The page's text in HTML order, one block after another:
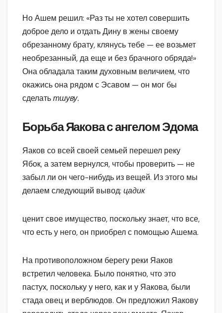
Но Ашем решил: «Раз ты не хотел совершить
доброе дело и отдать Дину в жены своему
обрезанному брату, клянусь тебе — ее возьмет
необрезанный, да еще и без брачного обряда!»
Она обладала таким духовным величием, что
окажись она рядом с Эсавом — он мог бы
сделатьтшуву.
Борьба Яакова с ангелом Эдома
Яаков со всей своей семьей перешел реку
Ябок, а затем вернулся, чтобы проверить — не
забыл ли он чего-нибудь из вещей. Из этого мы
делаем следующий вывод: цадик
ценит свое имущество, поскольку знает, что все,
что есть у него, он приобрел с помощью Ашема.
На противоположном берегу реки Яаков
встретил человека. Было понятно, что это
пастух, поскольку у него, как и у Яакова, были
стада овец и верблюдов. Он предложил Яакову